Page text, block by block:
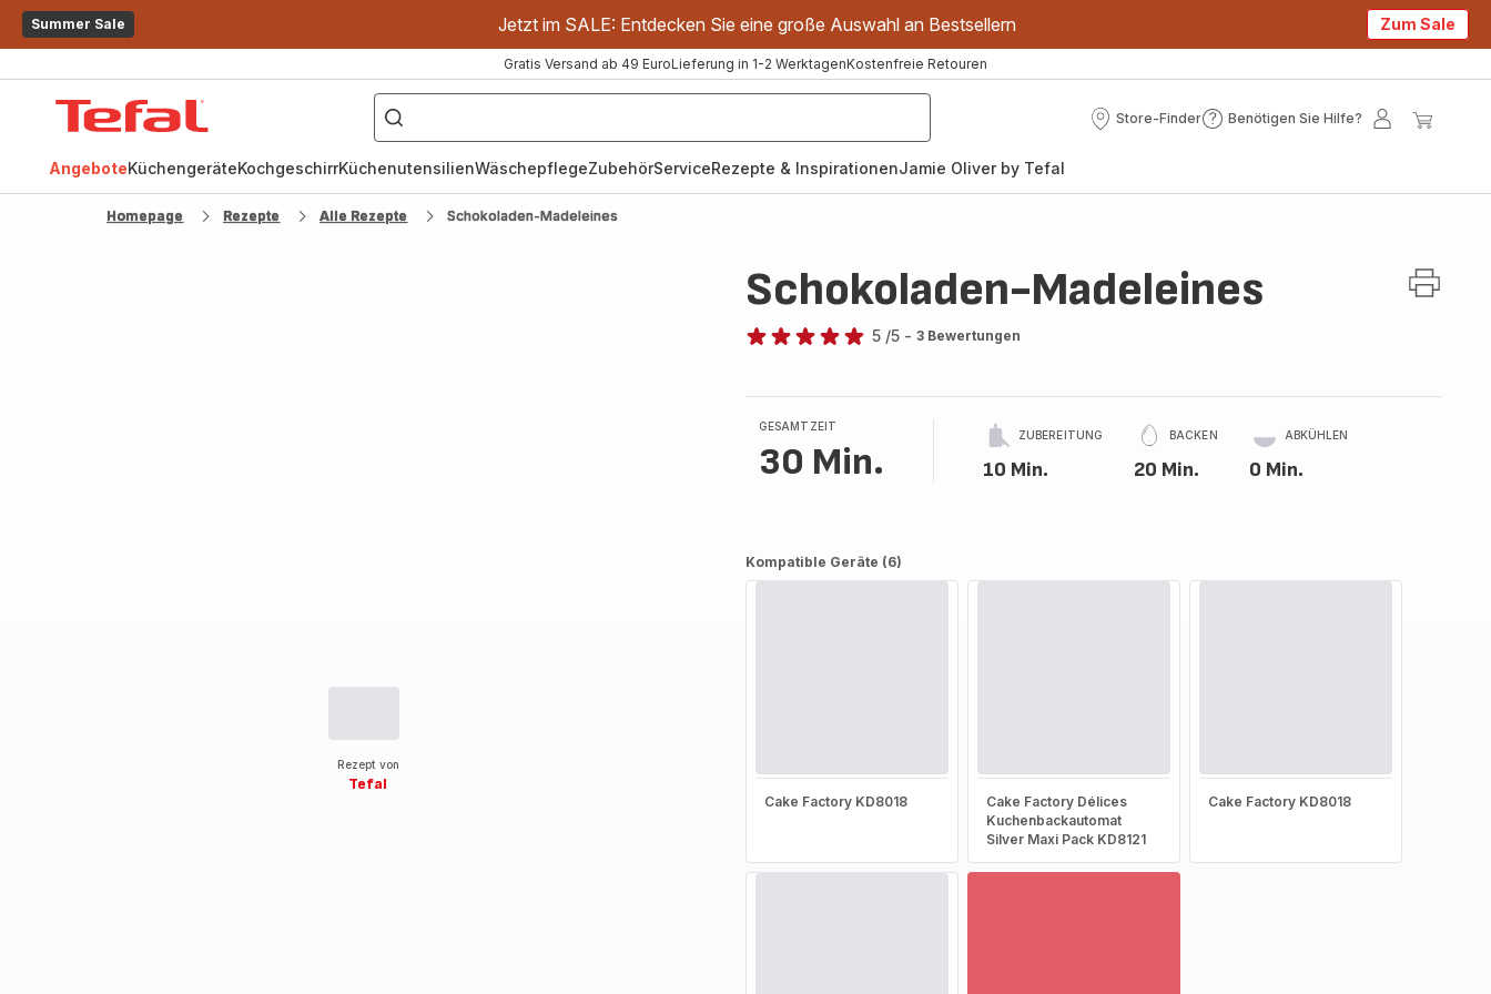
Summer Sale Jetzt im SALE: Entdecken Sie eine große Auswahl an Bestsellern Zum Sale
Gratis Versand ab 49 EuroLieferung in 1-2 WerktagenKostenfreie Retouren
["OptiGrill","Easy
Fry","Pfanne"]
Store-Finder
Store-
Benötigen Sie Hilfe?
Benötigen
Mein
AngeboteKüchengeräteKochgeschirrKüchenutensilienWäschepflegeZubehörServiceRezepte & InspirationenJamie Oliver by Tefal
Homepage Rezepte Alle Rezepte Schokoladen-Madeleines
Rezept von
Tefal
Schokoladen-Madeleines
5
Sternen
(Durchschnitt)
5 /5 - 3 Bewertungen
GESAMTZEIT
30 Min.
ZUBEREITUNG
10 Min.
BACKEN
20 Min.
ABKÜHLEN
0 Min.
Kompatible Geräte (6)
Cake Factory KD8018
Cake Factory Délices
Kuchenbackautomat
Silver Maxi Pack KD8121
Cake Factory KD8018